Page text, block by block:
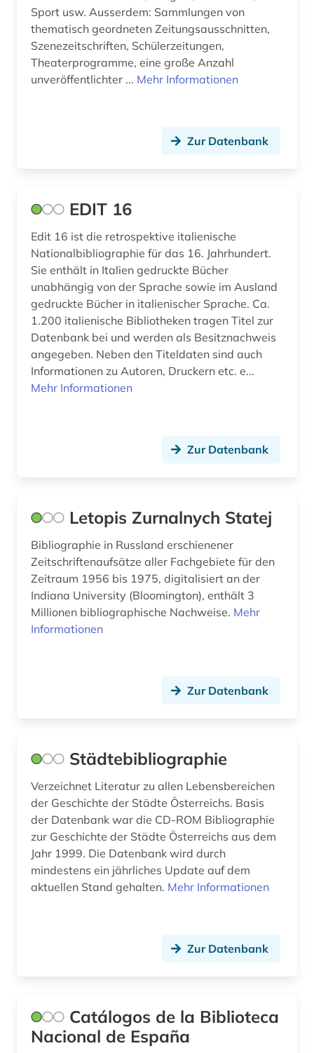
musikalien (1)
musikaufnahme (1)
musikschrifttum (1)
nationalbibliothek (14)
nationalsozialismus (1)
natur (1)
neuseeland (2)
niederdeutsch (1)
niederlande (7)
niederlandistik (2)
nordirland (1)
nordkorea (1)
nordrhein-westfalen (4)
norwegen (8)
oberfranken (1)
orientalistik (4)
Sport usw. Ausserdem: Sammlungen von
thematisch geordneten Zeitungsausschnitten,
Szenezeitschriften, Schülerzeitungen,
Theaterprogramme, eine große Anzahl
unveröffentlichter ... Mehr Informationen
Zur Datenbank
EDIT 16
Edit 16 ist die retrospektive italienische
Nationalbibliographie für das 16. Jahrhundert.
Sie enthält in Italien gedruckte Bücher
unabhängig von der Sprache sowie im Ausland
gedruckte Bücher in italienischer Sprache. Ca.
1.200 italienische Bibliotheken tragen Titel zur
Datenbank bei und werden als Besitznachweis
angegeben. Neben den Titeldaten sind auch
Informationen zu Autoren, Druckern etc. e...
Mehr Informationen
Zur Datenbank
Letopis Zurnalnych Statej
Bibliographie in Russland erschienener
Zeitschriftenaufsätze aller Fachgebiete für den
Zeitraum 1956 bis 1975, digitalisiert an der
Indiana University (Bloomington), enthält 3
Millionen bibliographische Nachweise. Mehr
Informationen
Zur Datenbank
Städtebibliographie
Verzeichnet Literatur zu allen Lebensbereichen
der Geschichte der Städte Österreichs. Basis
der Datenbank war die CD-ROM Bibliographie
zur Geschichte der Städte Österreichs aus dem
Jahr 1999. Die Datenbank wird durch
mindestens ein jährliches Update auf dem
aktuellen Stand gehalten. Mehr Informationen
Zur Datenbank
Catálogos de la Biblioteca
Nacional de España